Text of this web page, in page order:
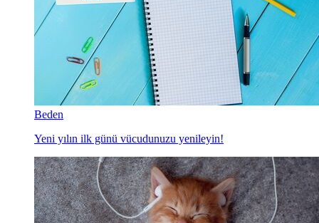
Beden
Yeni yılın ilk günü vücudunuzu yenileyin!